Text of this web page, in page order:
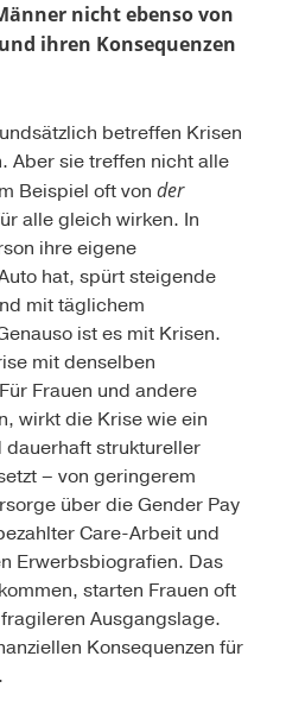
nicht ebenso von
ihren Konsequenzen
betreffen Krisen
Aber sie treffen nicht alle
Beispiel oft von der
alle gleich wirken. In
ihre eigene
hat, spürt steigende
mit täglichem
ist es mit Krisen.
mit denselben
Frauen und andere
wirkt die Krise wie ein
struktureller
– von geringerem
über die Gender Pay
Care-Arbeit und
Erwerbsbiografien. Das
starten Frauen oft
Ausgangslage.
Konsequenzen für